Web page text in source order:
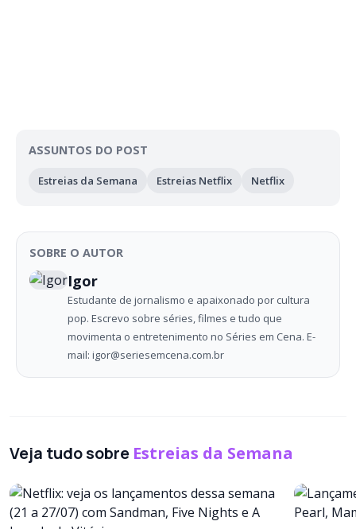
ASSUNTOS DO POST
Estreias da Semana Estreias Netflix Netflix
SOBRE O AUTOR
Igor
Estudante de jornalismo e apaixonado por cultura
pop. Escrevo sobre séries, filmes e tudo que
movimenta o entretenimento no Séries em Cena. E-
mail: igor@seriesemcena.com.br
Veja tudo sobre Estreias da Semana